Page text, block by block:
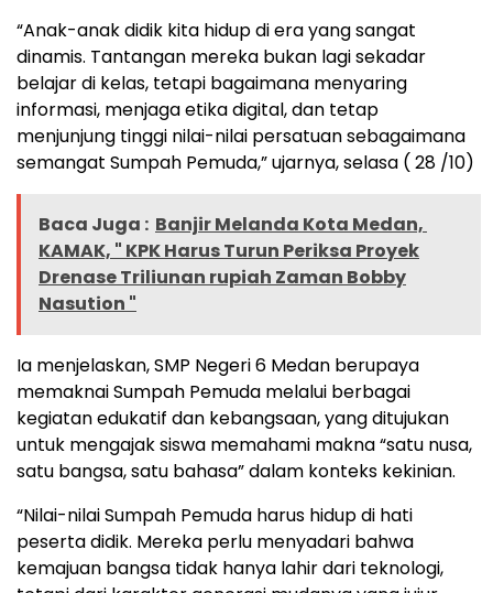
“Anak-anak didik kita hidup di era yang sangat
dinamis. Tantangan mereka bukan lagi sekadar
belajar di kelas, tetapi bagaimana menyaring
informasi, menjaga etika digital, dan tetap
menjunjung tinggi nilai-nilai persatuan sebagaimana
semangat Sumpah Pemuda,” ujarnya, selasa ( 28 /10)
Baca Juga : Banjir Melanda Kota Medan,
KAMAK, " KPK Harus Turun Periksa Proyek
Drenase Triliunan rupiah Zaman Bobby
Nasution "
Ia menjelaskan, SMP Negeri 6 Medan berupaya
memaknai Sumpah Pemuda melalui berbagai
kegiatan edukatif dan kebangsaan, yang ditujukan
untuk mengajak siswa memahami makna “satu nusa,
satu bangsa, satu bahasa” dalam konteks kekinian.
“Nilai-nilai Sumpah Pemuda harus hidup di hati
peserta didik. Mereka perlu menyadari bahwa
kemajuan bangsa tidak hanya lahir dari teknologi,